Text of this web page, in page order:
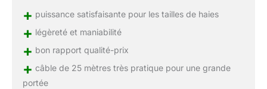
+ puissance satisfaisante pour les tailles de haies
+ légèreté et maniabilité
+ bon rapport qualité-prix
+ câble de 25 mètres très pratique pour une grande
portée